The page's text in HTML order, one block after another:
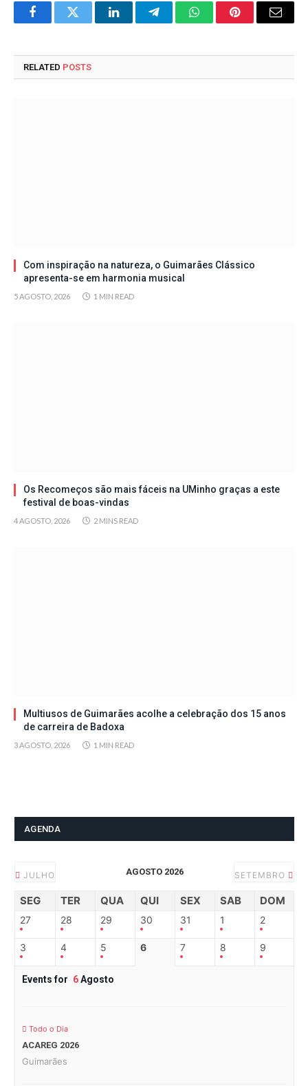
FacebookTwitter LinkedInTelegramWhatsAppPinterestEmail
RELATED POSTS
Com inspiração na natureza, o Guimarães Clássico
apresenta-se em harmonia musical
5 AGOSTO, 2026 1 MIN READ
Os Recomeços são mais fáceis na UMinho graças a este
festival de boas-vindas
4 AGOSTO, 2026 2 MINS READ
Multiusos de Guimarães acolhe a celebração dos 15 anos
de carreira de Badoxa
3 AGOSTO, 2026 1 MIN READ
AGENDA
JULHO AGOSTO 2026 SETEMBRO
SEG TER QUA QUI SEX SAB DOM
27 28 29 30 31 1 2
3 4 5 6 7 8 9
Events for 6Agosto
Todo o Dia
ACAREG 2026
Guimarães